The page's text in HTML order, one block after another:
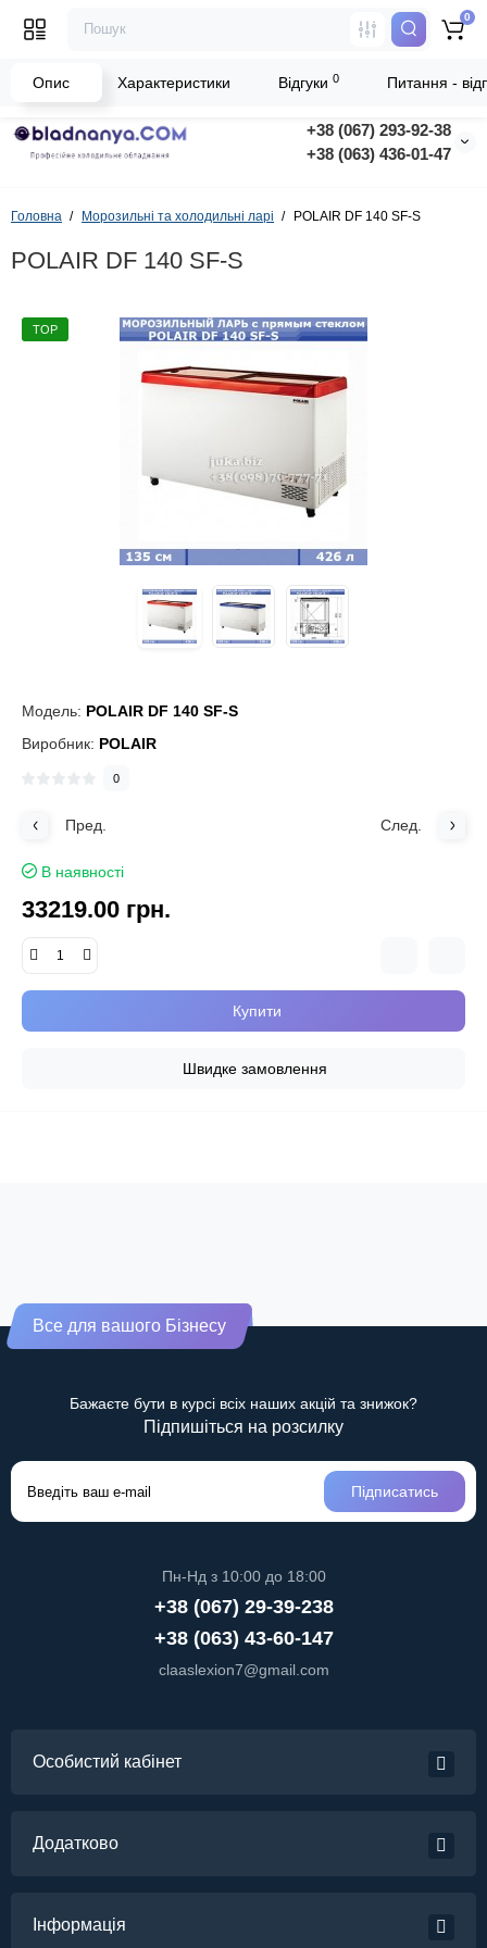
+38 (067) 293-92-38
+38 (063) 436-01-47
0
Головна Морозильні та холодильні ларі POLAIR DF 140 SF-S
POLAIR DF 140 SF-S
TOP
Модель: POLAIR DF 140 SF-S
Виробник: POLAIR
0
Пред. След.
В наявності
33219.00 грн.
Купити
Швидке замовлення
Опис Характеристики Відгуки 0 Питання -
Все для вашого Бізнесу
Бажаєте бути в курсі всіх наших акцій та знижок?
Підпишіться на розсилку
Підписатись
Пн-Нд з 10:00 до 18:00
+38 (067) 29-39-238
+38 (063) 43-60-147
claaslexion7@gmail.com
Особистий кабінет
Додатково
Інформація